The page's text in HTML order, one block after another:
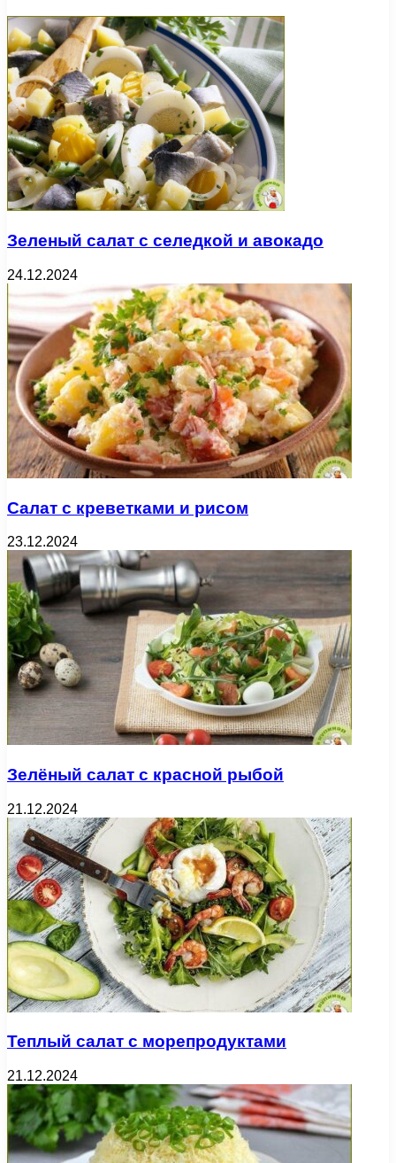
Зеленый салат с селедкой и авокадо
24.12.2024
Салат с креветками и рисом
23.12.2024
Зелёный салат с красной рыбой
21.12.2024
Теплый салат с морепродуктами
21.12.2024